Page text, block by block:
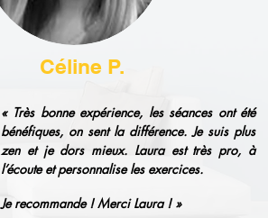
Céline P.
« Très bonne expérience, les séances ont été
bénéfiques, on sent la différence. Je suis plus
zen et je dors mieux. Laura est très pro, à
l’écoute et personnalise les exercices.
Je recommande ! Merci Laura ! »